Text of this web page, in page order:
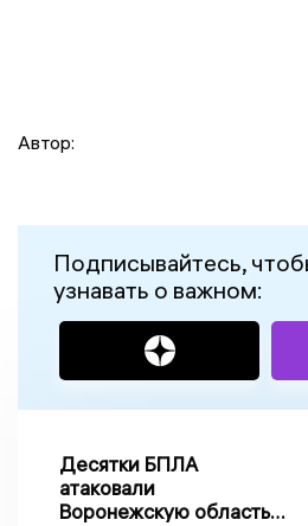
Автор:
Подписывайтесь,
узнавать о важном:
Десятки БПЛА
атаковали
Воронежскую область